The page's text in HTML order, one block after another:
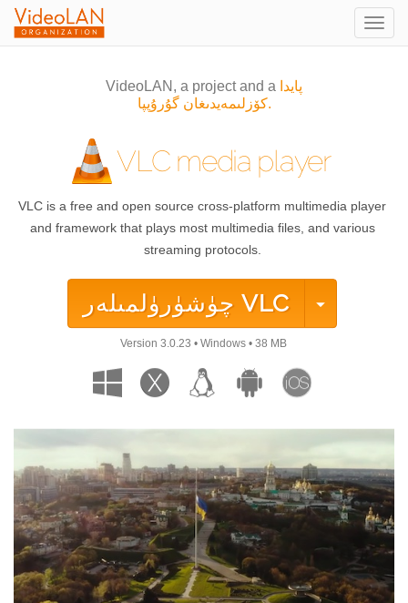
VideoLAN, a project and a پايدا
كۆزلىمەيدىغان گۇرۇپپا.
VLC media player
VLC is a free and open source cross-platform multimedia player
and framework that plays most multimedia files, and various
streaming protocols.
چۈشۈرۈلمىلەرVLC
Version 3.0.23 • Windows • 38 MB